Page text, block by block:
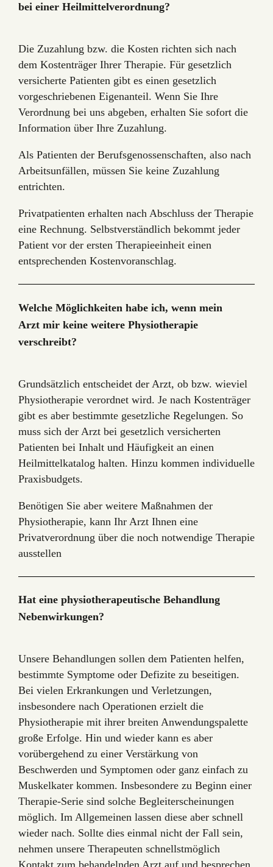
bei einer Heilmittelverordnung?
Die Zuzahlung bzw. die Kosten richten sich nach
dem Kostenträger Ihrer Therapie. Für gesetzlich
versicherte Patienten gibt es einen gesetzlich
vorgeschriebenen Eigenanteil. Wenn Sie Ihre
Verordnung bei uns abgeben, erhalten Sie sofort die
Information über Ihre Zuzahlung.
Als Patienten der Berufsgenossenschaften, also nach
Arbeitsunfällen, müssen Sie keine Zuzahlung
entrichten.
Privatpatienten erhalten nach Abschluss der Therapie
eine Rechnung. Selbstverständlich bekommt jeder
Patient vor der ersten Therapieeinheit einen
entsprechenden Kostenvoranschlag.
Welche Möglichkeiten habe ich, wenn mein
Arzt mir keine weitere Physiotherapie
verschreibt?
Grundsätzlich entscheidet der Arzt, ob bzw. wieviel
Physiotherapie verordnet wird. Je nach Kostenträger
gibt es aber bestimmte gesetzliche Regelungen. So
muss sich der Arzt bei gesetzlich versicherten
Patienten bei Inhalt und Häufigkeit an einen
Heilmittelkatalog halten. Hinzu kommen individuelle
Praxisbudgets.
Benötigen Sie aber weitere Maßnahmen der
Physiotherapie, kann Ihr Arzt Ihnen eine
Privatverordnung über die noch notwendige Therapie
ausstellen
Hat eine physiotherapeutische Behandlung
Nebenwirkungen?
Unsere Behandlungen sollen dem Patienten helfen,
bestimmte Symptome oder Defizite zu beseitigen.
Bei vielen Erkrankungen und Verletzungen,
insbesondere nach Operationen erzielt die
Physiotherapie mit ihrer breiten Anwendungspalette
große Erfolge. Hin und wieder kann es aber
vorübergehend zu einer Verstärkung von
Beschwerden und Symptomen oder ganz einfach zu
Muskelkater kommen. Insbesondere zu Beginn einer
Therapie-Serie sind solche Begleiterscheinungen
möglich. Im Allgemeinen lassen diese aber schnell
wieder nach. Sollte dies einmal nicht der Fall sein,
nehmen unsere Therapeuten schnellstmöglich